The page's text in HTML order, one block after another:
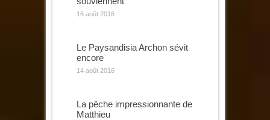
16 août 2016
Le Paysandisia Archon sévit
encore
14 août 2016
La pêche impressionnante de
Matthieu